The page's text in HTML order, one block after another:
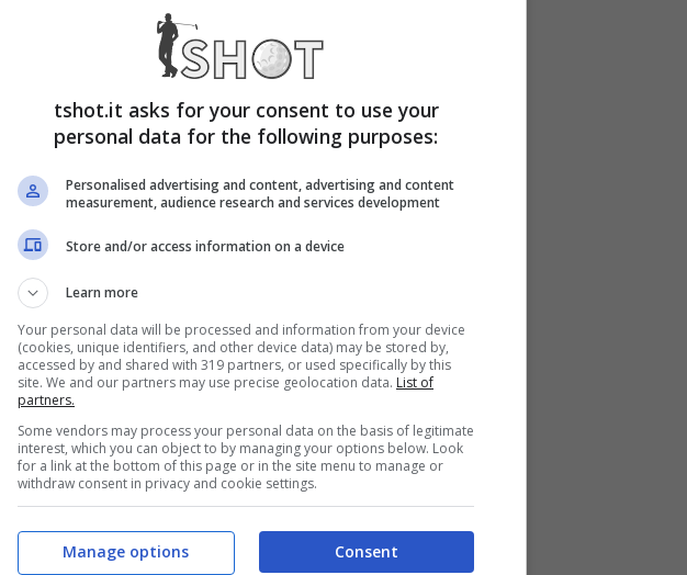
tshot.it asks for your consent to use your
personal data for the following purposes:
Personalised advertising and content, advertising and content
measurement, audience research and services development
Store and/or access information on a device
Learn more
Your personal data will be processed and information from your device
(cookies, unique identifiers, and other device data) may be stored by,
accessed by and shared with 319 partners, or used specifically by this
site. We and our partners may use precise geolocation data. List of
partners.
Some vendors may process your personal data on the basis of legitimate
interest, which you can object to by managing your options below. Look
for a link at the bottom of this page or in the site menu to manage or
withdraw consent in privacy and cookie settings.
Consent
Manage options